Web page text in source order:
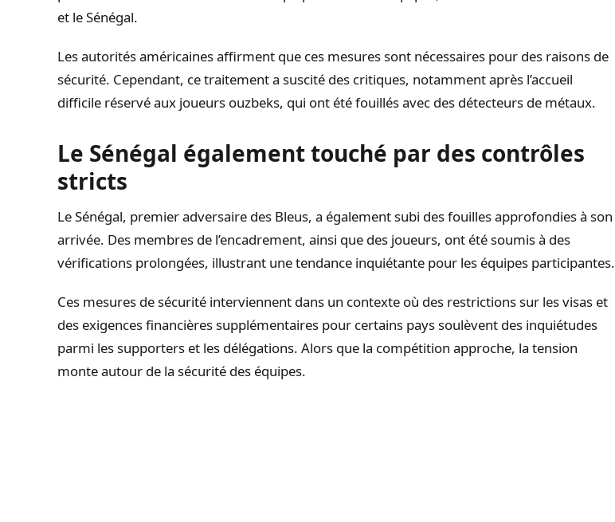
et le Sénégal.
Les autorités américaines affirment que ces mesures sont nécessaires pour des raisons de
sécurité. Cependant, ce traitement a suscité des critiques, notamment après l’accueil
difficile réservé aux joueurs ouzbeks, qui ont été fouillés avec des détecteurs de métaux.
Le Sénégal également touché par des contrôles
stricts
Le Sénégal, premier adversaire des Bleus, a également subi des fouilles approfondies à son
arrivée. Des membres de l’encadrement, ainsi que des joueurs, ont été soumis à des
vérifications prolongées, illustrant une tendance inquiétante pour les équipes participantes.
Ces mesures de sécurité interviennent dans un contexte où des restrictions sur les visas et
des exigences financières supplémentaires pour certains pays soulèvent des inquiétudes
parmi les supporters et les délégations. Alors que la compétition approche, la tension
monte autour de la sécurité des équipes.